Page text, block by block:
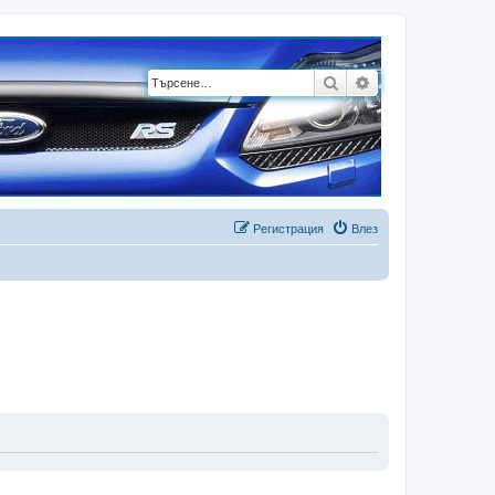
ТърсенеРазширено
Влез
Регистрация